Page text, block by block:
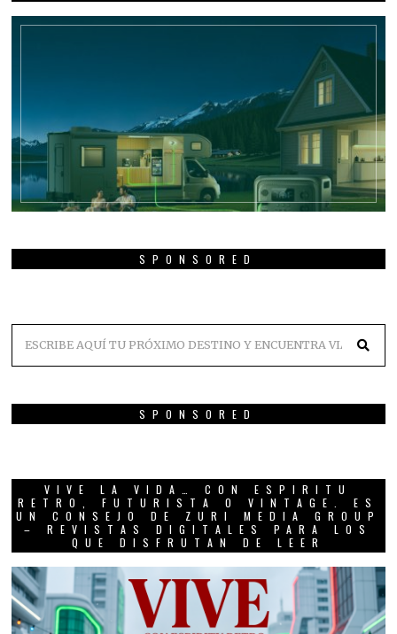
SPONSORED
SPONSORED
VIVE LA VIDA… CON ESPIRITU
RETRO, FUTURISTA O VINTAGE. ES
UN CONSEJO DE ZURI MEDIA GROUP
– REVISTAS DIGITALES PARA LOS
QUE DISFRUTAN DE LEER